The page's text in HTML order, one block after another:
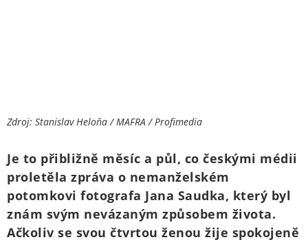
Zdroj: Stanislav Heloňa / MAFRA / Profimedia
Je to přibližně měsíc a půl, co českými médii
proletěla zpráva o nemanželském
potomkovi fotografa Jana Saudka, který byl
znám svým nevázaným způsobem života.
Ačkoliv se svou čtvrtou ženou žije spokojeně